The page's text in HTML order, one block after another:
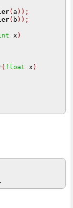
( a ));
( b ));
x )
( float x )